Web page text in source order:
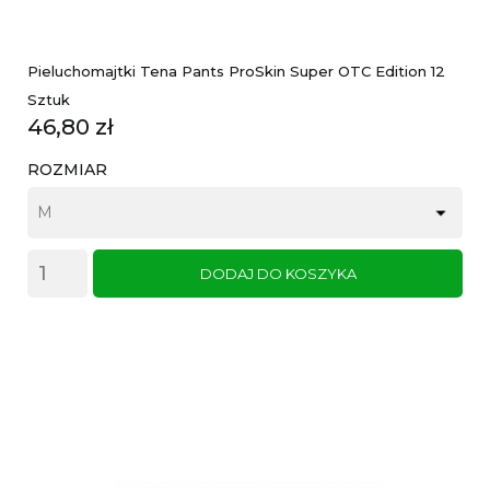
Pieluchomajtki Tena Pants ProSkin Super OTC Edition 12
Sztuk
Cena
46,80 zł
ROZMIAR
DODAJ DO KOSZYKA